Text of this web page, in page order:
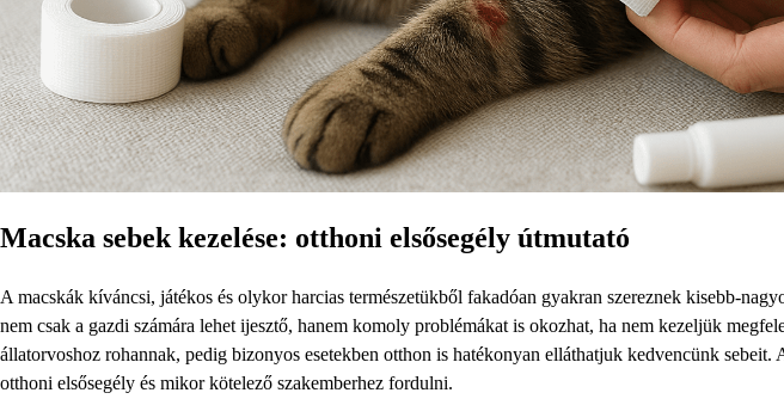
Macska sebek kezelése: otthoni elsősegély útmutató
A macskák kíváncsi, játékos és olykor harcias természetükből fakadóan gyakran szereznek kisebb-
nem csak a gazdi számára lehet ijesztő, hanem komoly problémákat is okozhat, ha nem kezeljük
állatorvoshoz rohannak, pedig bizonyos esetekben otthon is hatékonyan elláthatjuk kedvencünk
otthoni elsősegély és mikor kötelező szakemberhez fordulni.